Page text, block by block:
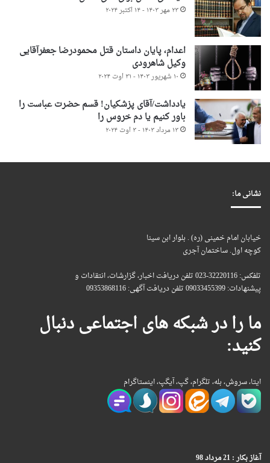
۲۳ مهر ۱۴۰۳ - ۱۴ اکتبر ۲۰۲۴
اعدام، پایان داستان قتل محمودرضا جعفرآقایی
وکیل شاهرودی
۱۰ شهریور ۱۴۰۳ - ۳۱ اوت ۲۰۲۴
یادداشت/آقای پزشکیان! قسم حضرت عباست را
باور کنیم یا دم خروس را
۱۳ مرداد ۱۴۰۳ - ۳ اوت ۲۰۲۴
نشانی ما:
خیابان امام خمینی (ره) . بلوار ابن سینا
کوچه اول. ساختمان آجری
تلفکس: 32220116-023 تلفن دریافت اخبار، گزارشات، انتقادات و
پیشنهادات: 09033455399 تلفن دریافت آگهی: 09353868116
ما را در شبکه های اجتماعی دنبال
کنید:
ایتا، سروش، بله، تلگرام، گپ، آیگپ، اینستاگرام
آغاز بکار : 21 مرداد 98